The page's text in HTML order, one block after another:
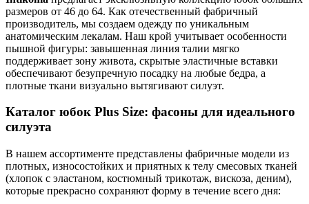
размеров от 46 до 64. Как отечественный фабричный
производитель, мы создаем одежду по уникальным
анатомическим лекалам. Наш крой учитывает особенности
пышной фигуры: завышенная линия талии мягко
поддерживает зону живота, скрытые эластичные вставки
обеспечивают безупречную посадку на любые бедра, а
плотные ткани визуально вытягивают силуэт.
Каталог юбок Plus Size: фасоны для идеального
силуэта
В нашем ассортименте представлены фабричные модели из
плотных, износостойких и приятных к телу смесовых тканей
(хлопок с эластаном, костюмный трикотаж, вискоза, деним),
которые прекрасно сохраняют форму в течение всего дня: